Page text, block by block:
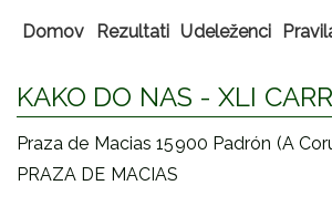
Domov Rezultati Udeleženci
KAKO DO NAS - XLI
Praza de Macias 15900 Padrón (A
PRAZA DE MACIAS